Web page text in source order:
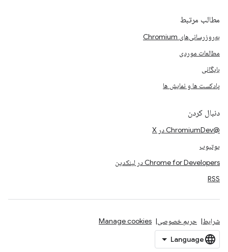
مطالب مرتبط
به‌روزرسانی‌های Chromium
مطالعات موردی
بایگانی
پادکست ها و نمایش ها
دنبال کردن
@ChromiumDev در X
یوتیوب
Chrome for Developers در لینکدین
RSS
شرایط حریم خصوصی Manage cookies